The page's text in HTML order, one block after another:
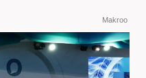
Makroo